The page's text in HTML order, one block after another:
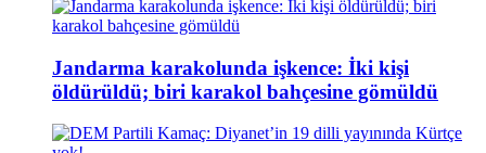
Jandarma karakolunda işkence: İki kişi
öldürüldü; biri karakol bahçesine gömüldü